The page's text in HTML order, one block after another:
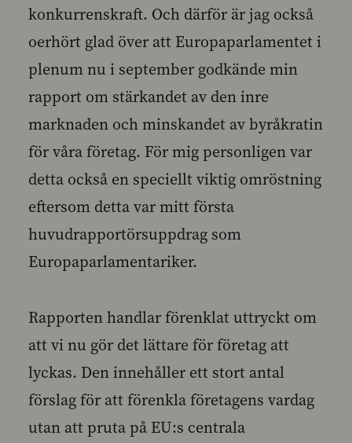
konkurrenskraft. Och därför är jag också
oerhört glad över att Europaparlamentet i
plenum nu i september godkände min
rapport om stärkandet av den inre
marknaden och minskandet av byråkratin
för våra företag. För mig personligen var
detta också en speciellt viktig omröstning
eftersom detta var mitt första
huvudrapportörsuppdrag som
Europaparlamentariker.
Rapporten handlar förenklat uttryckt om
att vi nu gör det lättare för företag att
lyckas. Den innehåller ett stort antal
förslag för att förenkla företagens vardag
utan att pruta på EU:s centrala